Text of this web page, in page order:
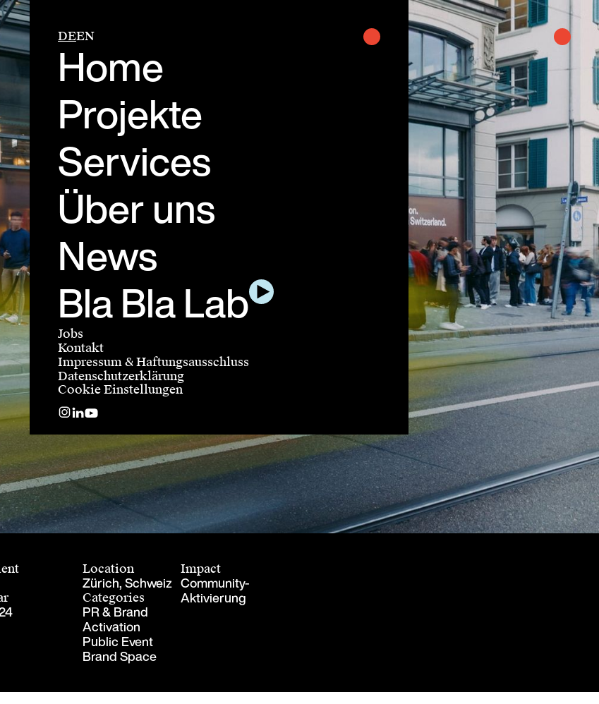
DEEN
Home
Projekte
Services
Über uns
News
Bla Bla Lab
Jobs
Kontakt
Impressum & Haftungsausschluss
Datenschutzerklärung
Cookie Einstellungen
Location
Zürich, Schweiz
Categories
PR & Brand
Activation
Public Event
Brand Space
Impact
Community-
Aktivierung